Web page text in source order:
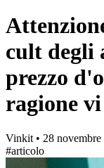
cult degli
prezzo
ragione
Vinkit • 28 novembre
#articolo